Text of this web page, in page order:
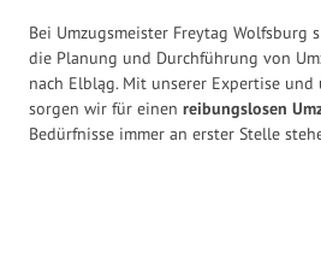
Bei Umzugsmeister Freytag Wolfsburg
die Planung und Durchführung von
nach Elbląg. Mit unserer Expertise und
sorgen wir für einen reibungslosen
Bedürfnisse immer an erster Stelle